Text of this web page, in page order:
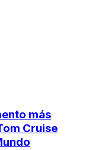
más
Cruise